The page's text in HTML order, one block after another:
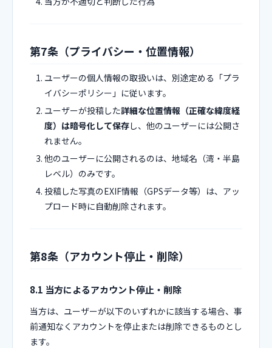
第7条（プライバシー・位置情報）
ユーザーの個人情報の取扱いは、別途定める「プラ
イバシーポリシー」に従います。
ユーザーが投稿した詳細な位置情報（正確な緯度経
度）は暗号化して保存し、他のユーザーには公開さ
れません。
他のユーザーに公開されるのは、地域名（湾・半島
レベル）のみです。
投稿した写真のEXIF情報（GPSデータ等）は、アッ
プロード時に自動削除されます。
第8条（アカウント停止・削除）
8.1 当方によるアカウント停止・削除
当方は、ユーザーが以下のいずれかに該当する場合、事
前通知なくアカウントを停止または削除できるものとし
ます。